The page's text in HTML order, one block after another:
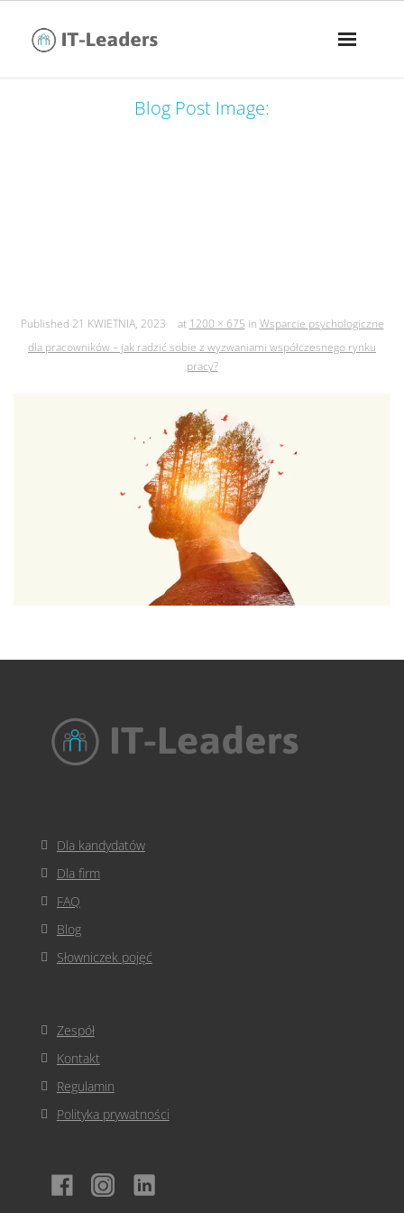
Blog Post Image:
Published 21 KWIETNIA, 2023 at 1200 × 675 in Wsparcie psychologiczne
dla pracowników – jak radzić sobie z wyzwaniami współczesnego rynku
pracy?
Dla kandydatów
Dla firm
FAQ
Blog
Słowniczek pojęć
Zespół
Kontakt
Regulamin
Polityka prywatności